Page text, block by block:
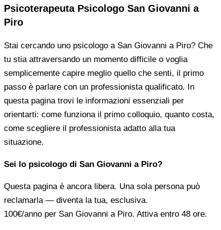
Psicoterapeuta Psicologo San Giovanni a
Piro
Stai cercando uno psicologo a San Giovanni a Piro? Che
tu stia attraversando un momento difficile o voglia
semplicemente capire meglio quello che senti, il primo
passo è parlare con un professionista qualificato. In
questa pagina trovi le informazioni essenziali per
orientarti: come funziona il primo colloquio, quanto costa,
come scegliere il professionista adatto alla tua
situazione.
Sei lo psicologo di San Giovanni a Piro?
Questa pagina è ancora libera. Una sola persona può
reclamarla — diventa la tua, esclusiva.
100€/anno per San Giovanni a Piro. Attiva entro 48 ore.